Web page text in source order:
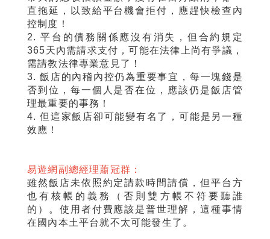
直拖延，以致給平台機會拒付，應趕快檢查內
控制度！
2. 平台的債務關係應沒有消失，但合約規定
365天內需請求支付，可能在法律上尚有爭議，
需請教法律專業意見了！
3. 飯店的內稽內控仍為重要事宜，每一塊錢是
否到位，每一個人是否在位，應該仍是飯店管
理最重要的事務！
4. 但這家飯店卻可能變有名了，可能是另一種
效應！
易遊網副總經理蕭冠群：
雖然飯店未依照約定請款時間請償，但平台方
也有核帳的義務（否則雙方帳不符要聽誰
的）。使用者付費應該是普世理解，這種事情
在國內本土平台就不太可能發生了。